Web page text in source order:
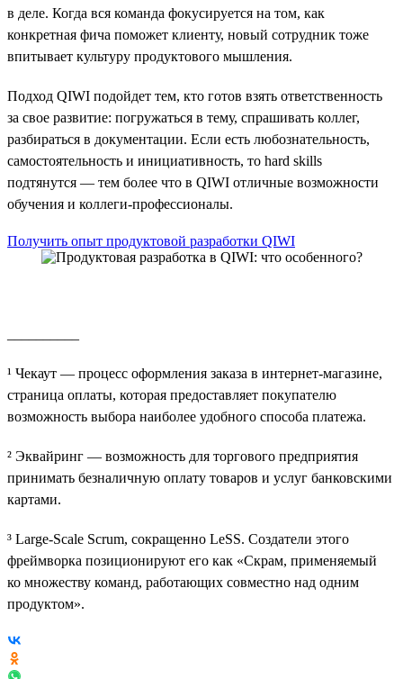
в деле. Когда вся команда фокусируется на том, как
конкретная фича поможет клиенту, новый сотрудник тоже
впитывает культуру продуктового мышления.
Подход QIWI подойдет тем, кто готов взять ответственность
за свое развитие: погружаться в тему, спрашивать коллег,
разбираться в документации. Если есть любознательность,
самостоятельность и инициативность, то hard skills
подтянутся — тем более что в QIWI отличные возможности
обучения и коллеги-профессионалы.
Получить опыт продуктовой разработки QIWI
¹ Чекаут — процесс оформления заказа в интернет-магазине,
страница оплаты, которая предоставляет покупателю
возможность выбора наиболее удобного способа платежа.
² Эквайринг — возможность для торгового предприятия
принимать безналичную оплату товаров и услуг банковскими
картами.
³ Large-Scale Scrum, сокращенно LeSS. Создатели этого
фреймворка позиционируют его как «Скрам, применяемый
ко множеству команд, работающих совместно над одним
продуктом».